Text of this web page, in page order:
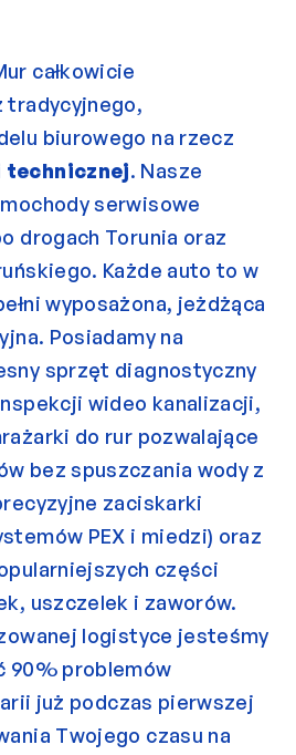
całkowicie
tradycyjnego,
technicznej. Nasze
serwisowe
drogach Torunia oraz
Każde auto to w
wyposażona, jeżdżąca
Posiadamy na
sprzęt diagnostyczny
wideo kanalizacji,
do rur pozwalające
bez spuszczania wody z
zaciskarki
PEX i miedzi) oraz
części
uszczelek i zaworów.
logistyce jesteśmy
90% problemów
już podczas pierwszej
Twojego czasu na